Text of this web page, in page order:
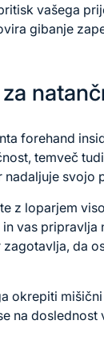
vašega
gibanje
forehand
temveč
svojo
z loparjem
vas pripravlja
da
okrepiti
na